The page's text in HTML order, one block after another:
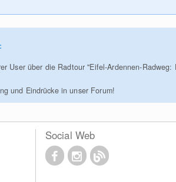
User über die Radtour "Eifel-Ardennen-Radweg:
und Eindrücke in unser Forum!
Social Web